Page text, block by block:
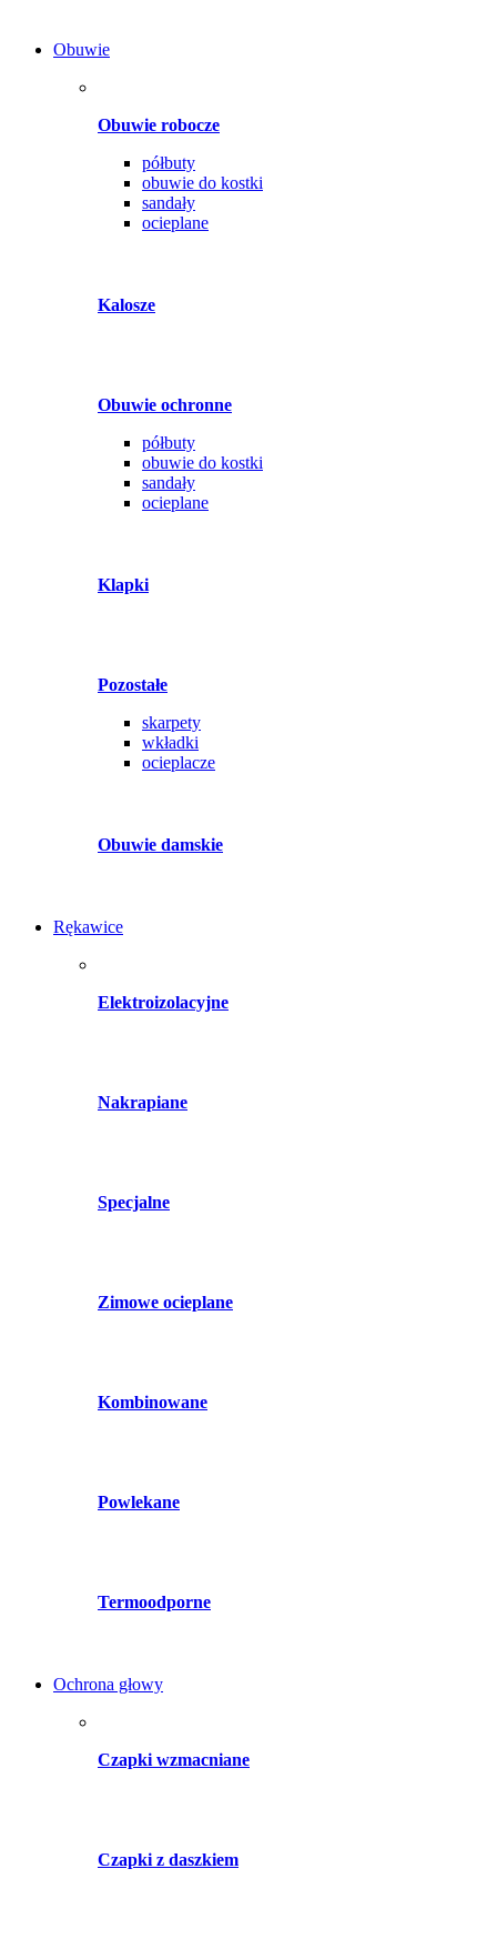
Obuwie
Obuwie robocze
półbuty
obuwie do kostki
sandały
ocieplane
Kalosze
Obuwie ochronne
półbuty
obuwie do kostki
sandały
ocieplane
Klapki
Pozostałe
skarpety
wkładki
ocieplacze
Obuwie damskie
Rękawice
Elektroizolacyjne
Nakrapiane
Specjalne
Zimowe ocieplane
Kombinowane
Powlekane
Termoodporne
Ochrona głowy
Czapki wzmacniane
Czapki z daszkiem